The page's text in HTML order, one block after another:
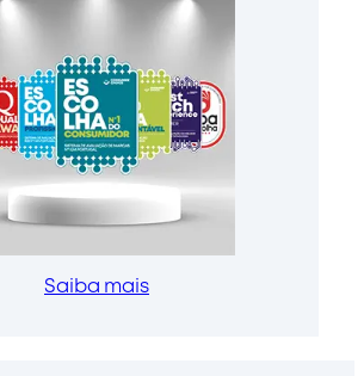
Saiba mais